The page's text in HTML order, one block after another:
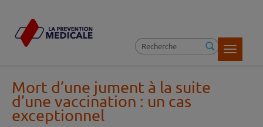
Toggle
Mort d’une jument à la suite
d’une vaccination : un cas
exceptionnel